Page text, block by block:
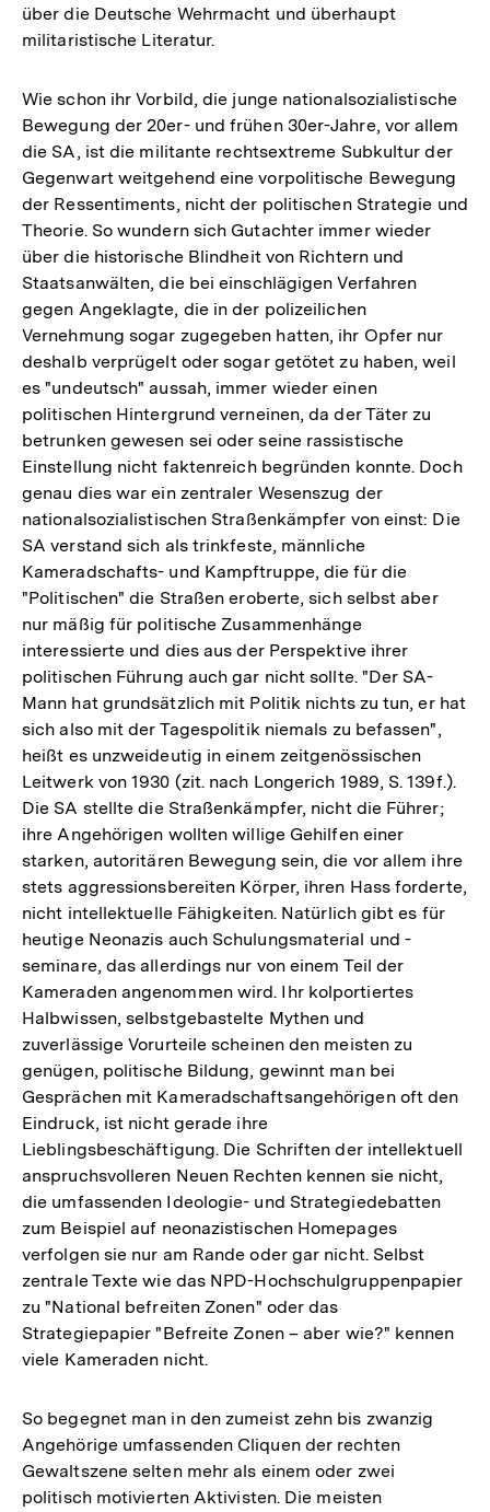
über die Deutsche Wehrmacht und überhaupt
militaristische Literatur.
Wie schon ihr Vorbild, die junge nationalsozialistische
Bewegung der 20er- und frühen 30er-Jahre, vor allem
die SA, ist die militante rechtsextreme Subkultur der
Gegenwart weitgehend eine vorpolitische Bewegung
der Ressentiments, nicht der politischen Strategie und
Theorie. So wundern sich Gutachter immer wieder
über die historische Blindheit von Richtern und
Staatsanwälten, die bei einschlägigen Verfahren
gegen Angeklagte, die in der polizeilichen
Vernehmung sogar zugegeben hatten, ihr Opfer nur
deshalb verprügelt oder sogar getötet zu haben, weil
es "undeutsch" aussah, immer wieder einen
politischen Hintergrund verneinen, da der Täter zu
betrunken gewesen sei oder seine rassistische
Einstellung nicht faktenreich begründen konnte. Doch
genau dies war ein zentraler Wesenszug der
nationalsozialistischen Straßenkämpfer von einst: Die
SA verstand sich als trinkfeste, männliche
Kameradschafts- und Kampftruppe, die für die
"Politischen" die Straßen eroberte, sich selbst aber
nur mäßig für politische Zusammenhänge
interessierte und dies aus der Perspektive ihrer
politischen Führung auch gar nicht sollte. "Der SA-
Mann hat grundsätzlich mit Politik nichts zu tun, er hat
sich also mit der Tagespolitik niemals zu befassen",
heißt es unzweideutig in einem zeitgenössischen
Leitwerk von 1930 (zit. nach Longerich 1989, S. 139f.).
Die SA stellte die Straßenkämpfer, nicht die Führer;
ihre Angehörigen wollten willige Gehilfen einer
starken, autoritären Bewegung sein, die vor allem ihre
stets aggressionsbereiten Körper, ihren Hass forderte,
nicht intellektuelle Fähigkeiten. Natürlich gibt es für
heutige Neonazis auch Schulungsmaterial und -
seminare, das allerdings nur von einem Teil der
Kameraden angenommen wird. Ihr kolportiertes
Halbwissen, selbstgebastelte Mythen und
zuverlässige Vorurteile scheinen den meisten zu
genügen, politische Bildung, gewinnt man bei
Gesprächen mit Kameradschaftsangehörigen oft den
Eindruck, ist nicht gerade ihre
Lieblingsbeschäftigung. Die Schriften der intellektuell
anspruchsvolleren Neuen Rechten kennen sie nicht,
die umfassenden Ideologie- und Strategiedebatten
zum Beispiel auf neonazistischen Homepages
verfolgen sie nur am Rande oder gar nicht. Selbst
zentrale Texte wie das NPD-Hochschulgruppenpapier
zu "National befreiten Zonen" oder das
Strategiepapier "Befreite Zonen – aber wie?" kennen
viele Kameraden nicht.
So begegnet man in den zumeist zehn bis zwanzig
Angehörige umfassenden Cliquen der rechten
Gewaltszene selten mehr als einem oder zwei
politisch motivierten Aktivisten. Die meisten